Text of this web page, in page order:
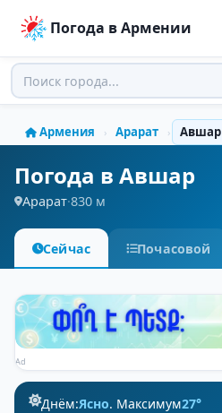
Погода в Армении
Армения › Арарат › Авшар
Погода в Авшар
Арарат·830 м
Сейчас Почасовой
Ad
Днём:Ясно. Максимум27°